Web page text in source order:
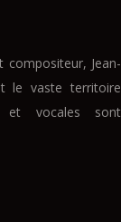
compositeur, Jean-
le vaste territoire
et vocales sont